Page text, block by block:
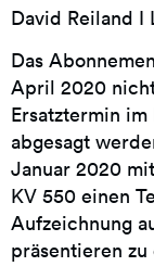
David Reiland I
Das
April 2020
Ersatztermin
abgesagt
Januar 2020
KV 550 einen
Aufzeichnung
präsentieren